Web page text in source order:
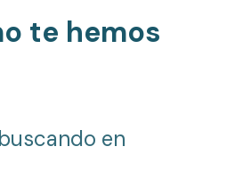
te hemos
en